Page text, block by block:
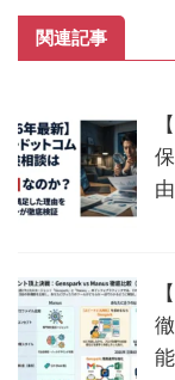
関連記事